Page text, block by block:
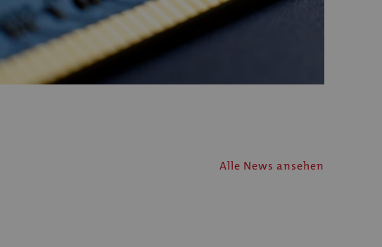
Alle News ansehen